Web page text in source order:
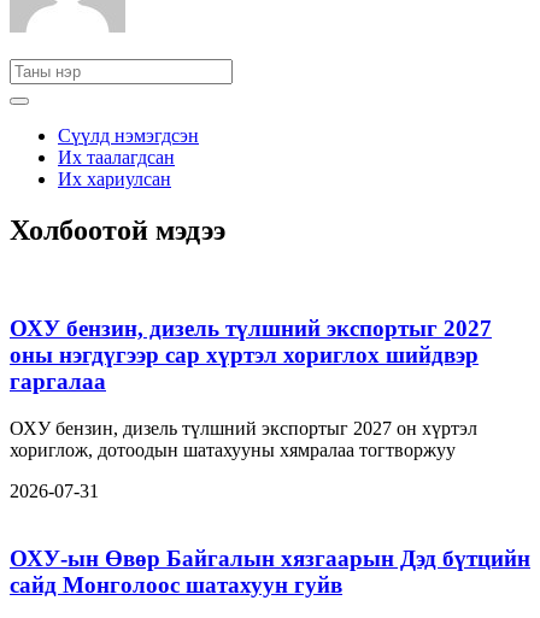
Сүүлд нэмэгдсэн
Их таалагдсан
Их хариулсан
Холбоотой мэдээ
ОХУ бензин, дизель түлшний экспортыг 2027
оны нэгдүгээр сар хүртэл хориглох шийдвэр
гаргалаа
ОХУ бензин, дизель түлшний экспортыг 2027 он хүртэл
хориглож, дотоодын шатахууны хямралаа тогтворжуу
2026-07-31
ОХУ-ын Өвөр Байгалын хязгаарын Дэд бүтцийн
сайд Монголоос шатахуун гуйв